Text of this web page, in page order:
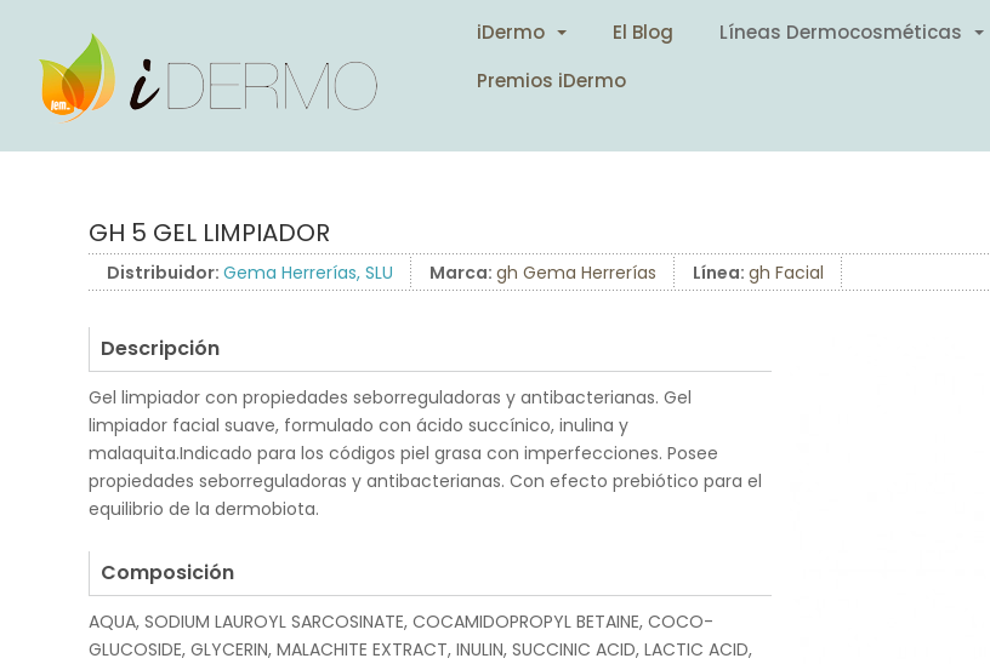
iDermo El Blog Líneas Dermocosméticas
Premios iDermo
GH 5 GEL LIMPIADOR
Distribuidor: Gema Herrerías, SLU Marca: gh Gema Herrerías Línea: gh Facial
Descripción
Gel limpiador con propiedades seborreguladoras y antibacterianas. Gel
limpiador facial suave, formulado con ácido succínico, inulina y
malaquita.Indicado para los códigos piel grasa con imperfecciones. Posee
propiedades seborreguladoras y antibacterianas. Con efecto prebiótico para el
equilibrio de la dermobiota.
Composición
AQUA, SODIUM LAUROYL SARCOSINATE, COCAMIDOPROPYL BETAINE, COCO-
GLUCOSIDE, GLYCERIN, MALACHITE EXTRACT, INULIN, SUCCINIC ACID, LACTIC ACID,